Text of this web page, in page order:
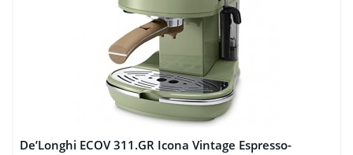
De’Longhi ECOV 311.GR Icona Vintage Espresso-